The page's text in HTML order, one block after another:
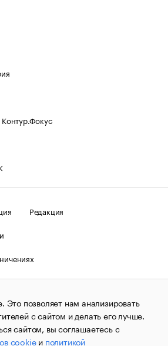
Контур.Фокус
Редакция
О соблюдении авторских прав
1995–2026.Сообщения
агентства «РБК»
службой по надзору в сфере
технологий и массовых
09.12.2015 за номером ИА
позволяет нам анализировать
с сайтом и делать его лучше.
сайтом, вы соглашаетесь с
cookieи политикой